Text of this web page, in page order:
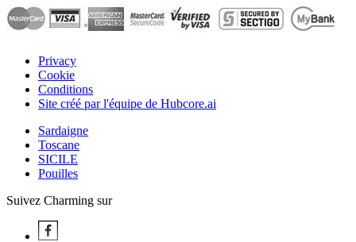
Privacy
Cookie
Conditions
Site créé par l'équipe de Hubcore.ai
Sardaigne
Toscane
SICILE
Pouilles
Suivez Charming sur